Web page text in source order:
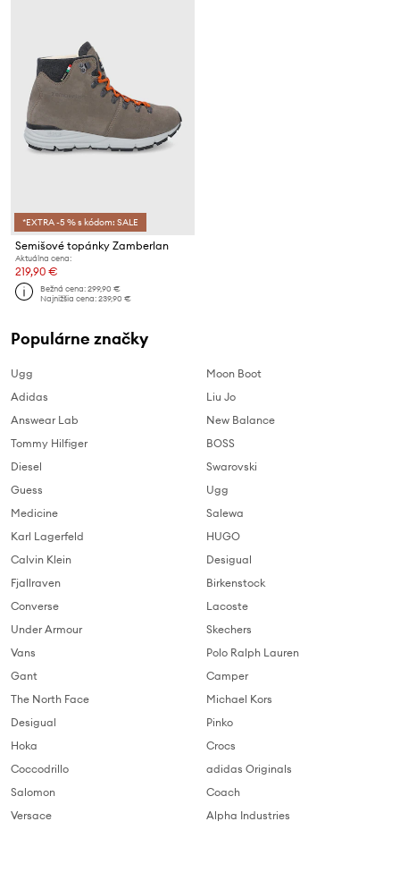
*EXTRA -5 % s kódom: SALE
Semišové topánky Zamberlan
Aktuálna cena:
219,90 €
Bežná cena:299,90 €
Najnižšia cena:239,90 €
Populárne značky
Ugg
Adidas
Answear Lab
Tommy Hilfiger
Diesel
Guess
Medicine
Karl Lagerfeld
Calvin Klein
Fjallraven
Converse
Under Armour
Vans
Gant
The North Face
Desigual
Hoka
Coccodrillo
Salomon
Versace
Moon Boot
Liu Jo
New Balance
BOSS
Swarovski
Ugg
Salewa
HUGO
Desigual
Birkenstock
Lacoste
Skechers
Polo Ralph Lauren
Camper
Michael Kors
Pinko
Crocs
adidas Originals
Coach
Alpha Industries